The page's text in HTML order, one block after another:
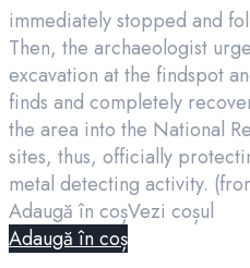
immediately stopped and
Then, the archaeologist
excavation at the findspot
finds and completely
the area into the National
sites, thus, officially
metal detecting activity.
Adaugă în coșVezi coșul
Adaugă în coș